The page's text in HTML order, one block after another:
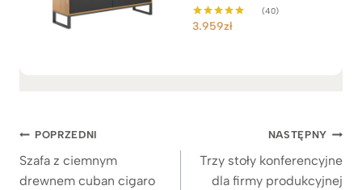
Oceniono
(40)
3.959zł
Nawigacja
wpisu
POPRZEDNI
Szafa z ciemnym
drewnem cuban cigaro
NASTĘPNY
Trzy stoły konferencyjne
dla firmy produkcyjnej